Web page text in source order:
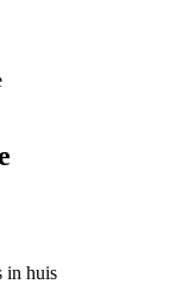
in huis